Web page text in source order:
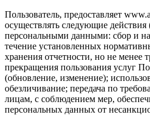
Пользователь, предоставляет
осуществлять следующие действия
персональными данными: сбор и
течение установленных
хранения отчетности, но не менее
прекращения пользования услуг
(обновление, изменение);
обезличивание; передача по
лицам, с соблюдением мер,
персональных данных от